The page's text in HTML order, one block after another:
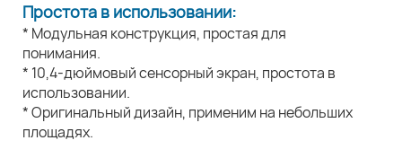
Простота в использовании:
* Модульная конструкция, простая для
понимания.
* 10,4-дюймовый сенсорный экран, простота в
использовании.
* Оригинальный дизайн, применим на небольших
площадях.